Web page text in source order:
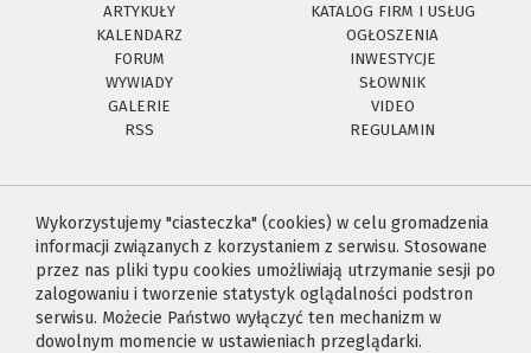
ARTYKUŁY
KATALOG FIRM I USŁUG
KALENDARZ
OGŁOSZENIA
FORUM
INWESTYCJE
WYWIADY
SŁOWNIK
GALERIE
VIDEO
RSS
REGULAMIN
Wykorzystujemy "ciasteczka" (cookies) w celu gromadzenia
informacji związanych z korzystaniem z serwisu. Stosowane
przez nas pliki typu cookies umożliwiają utrzymanie sesji po
zalogowaniu i tworzenie statystyk oglądalności podstron
serwisu. Możecie Państwo wyłączyć ten mechanizm w
dowolnym momencie w ustawieniach przeglądarki.